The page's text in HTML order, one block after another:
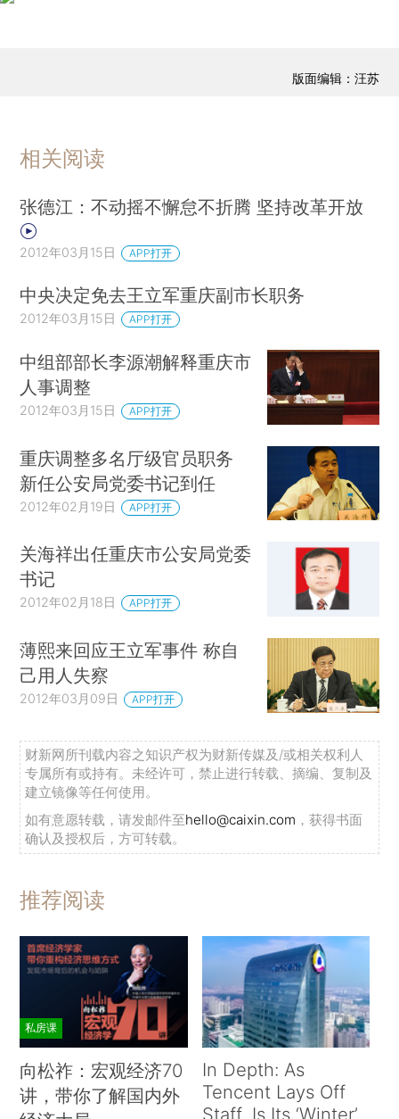
版面编辑：汪苏
相关阅读
张德江：不动摇不懈怠不折腾 坚持改革开放
2012年03月15日 APP打开
中央决定免去王立军重庆副市长职务
2012年03月15日 APP打开
中组部部长李源潮解释重庆市
人事调整
2012年03月15日 APP打开
重庆调整多名厅级官员职务
新任公安局党委书记到任
2012年02月19日 APP打开
关海祥出任重庆市公安局党委
书记
2012年02月18日 APP打开
薄熙来回应王立军事件 称自
己用人失察
2012年03月09日 APP打开
财新网所刊载内容之知识产权为财新传媒及/或相关权利人
专属所有或持有。未经许可，禁止进行转载、摘编、复制及
建立镜像等任何使用。
如有意愿转载，请发邮件至hello@caixin.com ，获得书面
确认及授权后，方可转载。
推荐阅读
私房课
向松祚：宏观经济70
讲，带你了解国内外
In Depth: As
Tencent Lays Off
Staff, Is Its ‘Winter’